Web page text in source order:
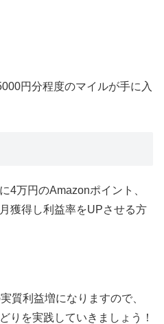
円分程度のマイルが手に入
4万円のAmazonポイント、
獲得し利益率をUPさせる方
質利益増になりますので、
りを実践していきましょう！